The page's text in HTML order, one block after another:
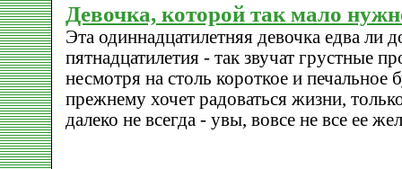
Девочка, которой так мало
Эта одиннадцатилетняя девочка едва ли
пятнадцатилетия - так звучат грустные
несмотря на столь короткое и
прежнему хочет радоваться жизни,
далеко не всегда - увы, вовсе не все ее